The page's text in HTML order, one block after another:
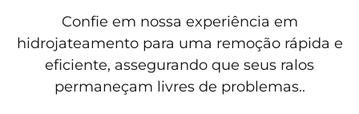
Confie em nossa experiência em
hidrojateamento para uma remoção rápida e
eficiente, assegurando que seus ralos
permaneçam livres de problemas..